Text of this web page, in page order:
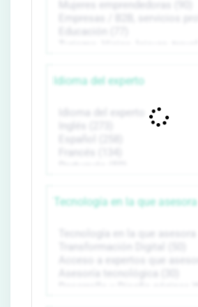
Idioma del experto
Tecnología en la que asesora